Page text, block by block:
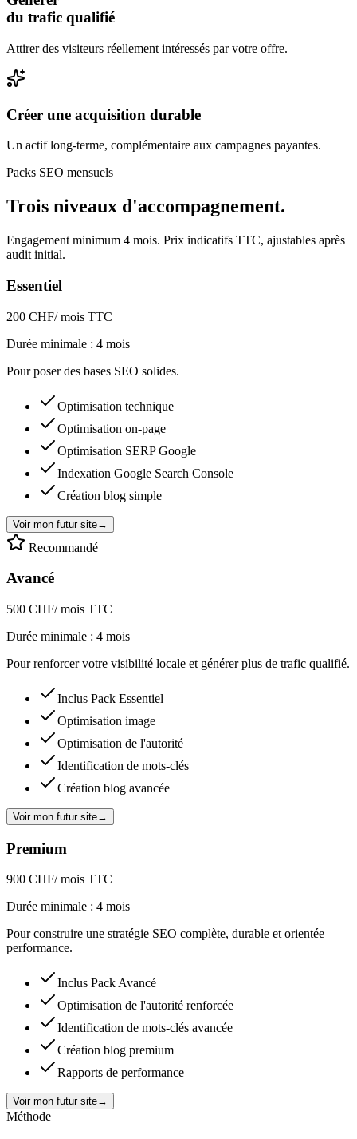
du trafic qualifié
Attirer des visiteurs réellement intéressés par votre offre.
Créer une acquisition durable
Un actif long-terme, complémentaire aux campagnes payantes.
Packs SEO mensuels
Trois niveaux d'accompagnement.
Engagement minimum 4 mois. Prix indicatifs TTC, ajustables après
audit initial.
Essentiel
200 CHF/ mois TTC
Durée minimale : 4 mois
Pour poser des bases SEO solides.
Optimisation technique
Optimisation on-page
Optimisation SERP Google
Indexation Google Search Console
Création blog simple
Voir mon futur site→
Recommandé
Avancé
500 CHF/ mois TTC
Durée minimale : 4 mois
Pour renforcer votre visibilité locale et générer plus de trafic qualifié.
Inclus Pack Essentiel
Optimisation image
Optimisation de l'autorité
Identification de mots-clés
Création blog avancée
Voir mon futur site→
Premium
900 CHF/ mois TTC
Durée minimale : 4 mois
Pour construire une stratégie SEO complète, durable et orientée
performance.
Inclus Pack Avancé
Optimisation de l'autorité renforcée
Identification de mots-clés avancée
Création blog premium
Rapports de performance
Voir mon futur site→
Méthode